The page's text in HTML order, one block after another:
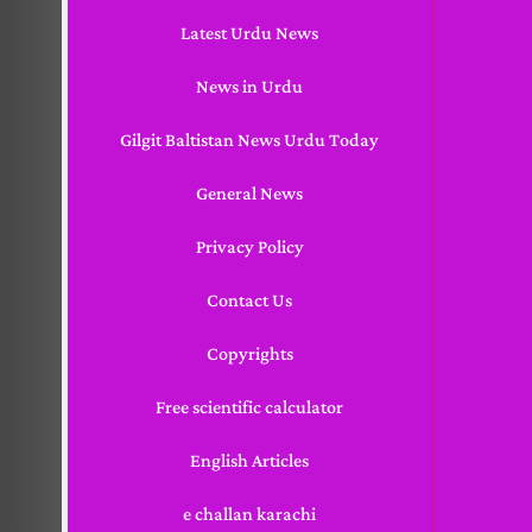
Latest Urdu News
News in Urdu
Gilgit Baltistan News Urdu Today
General News
Privacy Policy
Contact Us
Copyrights
Free scientific calculator
English Articles
e challan karachi